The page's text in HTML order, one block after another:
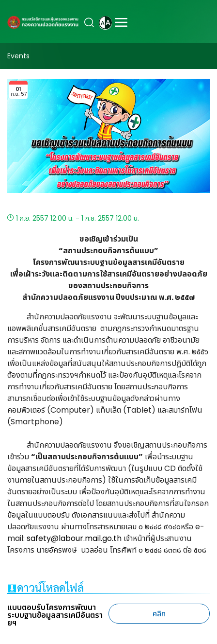
Events
01
ก.ย. 57
1 ก.ย. 2557 12.00 น. - 1 ก.ย. 2557 12.00 น.
ขอเชิญเข้าร่วมเป็น
“สถานประกอบกิจการต้นแบบ”
โครงการพัฒนาระบบฐานข้อมูลสารเคมีอันตราย
เพื่อเฝ้าระวังและติดตามการใช้สารเคมีอันตรายอย่างปลอดภัย
ของสถานประกอบกิจการ
สำนักความปลอดภัยแรงงาน ปีงบประมาณ พ.ศ. ๒๕๕๗
สำนักความปลอดภัยแรงงาน จะพัฒนาระบบฐานข้อมูลและ
แอพพลิเคชั่นสารเคมีอันตราย ตามกฎกระทรวงกำหนดมาตรฐาน
การบริหาร จัดการ และดำเนินการด้านความปลอดภัย อาชีวอนามัย
และสภาพแวดล้อมในการทำงานเกี่ยวกับสารเคมีอันตราย พ.ศ. ๒๕๕๖
เพื่อเป็นแหล่งข้อมูลที่สนับสนุนให้สถานประกอบกิจการปฏิบัติได้ถูก
ต้องตามที่กฎกระทรวงฯกำหนดไว้ และป้องกันอุบัติเหตุและโรคจาก
การทำงานเกี่ยวกับสารเคมีอันตราย โดยสถานประกอบกิจการ
สามารถเชื่อมต่อเพื่อเข้าใช้ระบบฐานข้อมูลดังกล่าวผ่านทาง
คอมพิวเตอร์ (Computer) แท็บเล็ต (Tablet) และสมาร์ทโฟน
(Smartphone)
สำนักความปลอดภัยแรงงาน จึงขอเชิญสถานประกอบกิจการ
เข้าร่วม“เป็นสถานประกอบกิจการต้นแบบ” เพื่อนำระบบฐาน
ข้อมูลสารเคมีอันตรายที่ได้รับการพัฒนา (ในรูปแบบ CD ติดตั้งใช้
งานภายในสถานประกอบกิจการ) ใช้ในการจัดเก็บข้อมูลสารเคมี
อันตรายอย่างเป็นระบบ เพื่อป้องกันอุบัติเหตุและโรคจากการทำงาน
ในสถานประกอบกิจการต่อไปโดยสถานประกอบกิจการที่สนใจกรอก
ข้อมูลในแบบตอบรับ ดังเอกสารแนบและส่งไปที่ สำนักความ
ปลอดภัยแรงงาน ผ่านทางโทรสารหมายเลข ๐ ๒๔๔๘ ๙๑๔๐หรือ e-
mail: safety@labour.mail.go.th เจ้าหน้าที่ผู้ประสานงาน
โครงการ นายอัครพงษ์ นวลอ่อน โทรศัพท์ ๐ ๒๔๔๘ ๘๓๓๘ ต่อ ๕๐๘
แบบตอบรับโครงการพัฒนา
ระบบฐานข้อมูลสารเคมีอันตรา
ยฯ
คลิก